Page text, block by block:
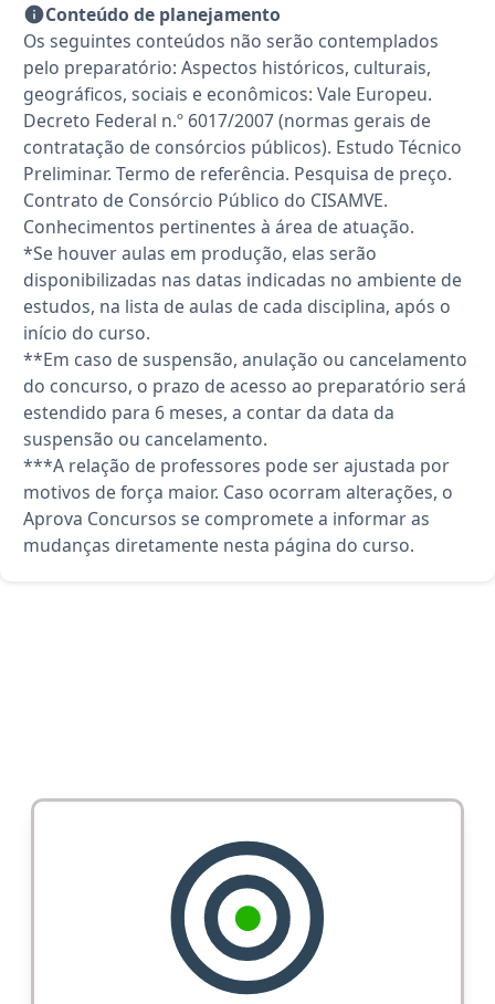
Conteúdo de planejamento
Os seguintes conteúdos não serão contemplados
pelo preparatório: Aspectos históricos, culturais,
geográficos, sociais e econômicos: Vale Europeu.
Decreto Federal n.º 6017/2007 (normas gerais de
contratação de consórcios públicos). Estudo Técnico
Preliminar. Termo de referência. Pesquisa de preço.
Contrato de Consórcio Público do CISAMVE.
Conhecimentos pertinentes à área de atuação.
*Se houver aulas em produção, elas serão
disponibilizadas nas datas indicadas no ambiente de
estudos, na lista de aulas de cada disciplina, após o
início do curso.
**Em caso de suspensão, anulação ou cancelamento
do concurso, o prazo de acesso ao preparatório será
estendido para 6 meses, a contar da data da
suspensão ou cancelamento.
***A relação de professores pode ser ajustada por
motivos de força maior. Caso ocorram alterações, o
Aprova Concursos se compromete a informar as
mudanças diretamente nesta página do curso.